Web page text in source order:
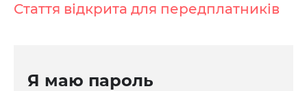
Стаття відкрита для передплатників
Я маю пароль